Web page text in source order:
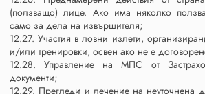
(ползващо) лице. Ако има няколко
само за дела на извършителя;
12.27. Участия в ловни излети,
и/или тренировки, освен ако не е
12.28. Управление на МПС от
документи;
12.29. Прегледи и лечение на неуточнена